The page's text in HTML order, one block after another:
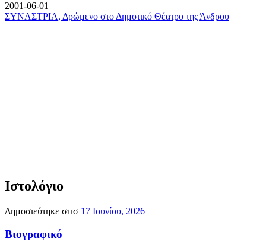
2001-06-01
ΣΥΝΑΣΤΡΙΑ, Δρώμενο στο Δημοτικό Θέατρο της Άνδρου
Ιστολόγιο
Δημοσιεύτηκε στισ 17 Ιουνίου, 2026
Βιογραφικό